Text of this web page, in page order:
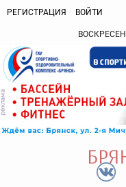
РЕГИСТРАЦИЯ ВОЙТИ